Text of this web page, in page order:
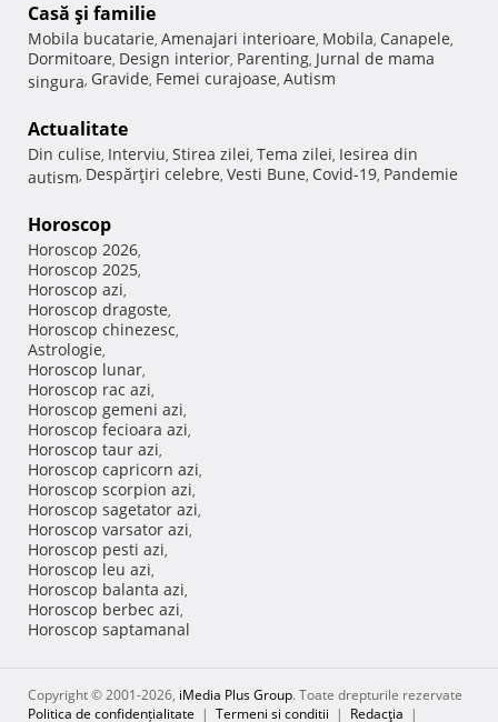
Casă şi familie
Mobila bucatarie, Amenajari interioare, Mobila, Canapele,
Dormitoare, Design interior, Parenting, Jurnal de mama
singura, Gravide, Femei curajoase, Autism
Actualitate
Din culise, Interviu, Stirea zilei, Tema zilei, Iesirea din
autism, Despărţiri celebre, Vesti Bune, Covid-19, Pandemie
Horoscop
Horoscop 2026,
Horoscop 2025,
Horoscop azi,
Horoscop dragoste,
Horoscop chinezesc,
Astrologie,
Horoscop lunar,
Horoscop rac azi,
Horoscop gemeni azi,
Horoscop fecioara azi,
Horoscop taur azi,
Horoscop capricorn azi,
Horoscop scorpion azi,
Horoscop sagetator azi,
Horoscop varsator azi,
Horoscop pesti azi,
Horoscop leu azi,
Horoscop balanta azi,
Horoscop berbec azi,
Horoscop saptamanal
Copyright © 2001-2026, iMedia Plus Group. Toate drepturile rezervate
Politica de confidențialitate | Termeni si conditii | Redacţia |